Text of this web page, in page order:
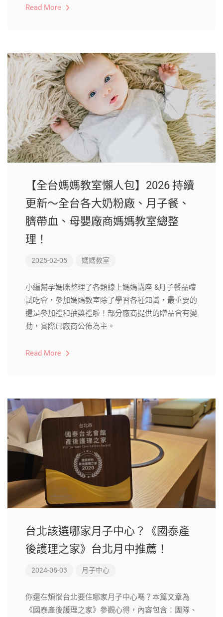
Read More
【全台媽媽教室懶人包】2026 持續
更新～全台各大奶粉廠、月子餐、
臍帶血、母嬰廠商媽媽教室總整
理！
2025-02-05 媽媽教室
小編幫孕媽咪整理了各類線上媽媽講座 &月子餐品嚐
試吃會，參加媽媽教室除了學習各種知識，最重要的
還是參加禮和抽獎禮啦！部分廠商提供的贈品會有變
動，實際已廠商公佈為主。
Read More
台北該選哪家月子中心？《國泰產
後護理之家》台北月中推薦！
2024-08-03 月子中心
你還在煩惱台北要住哪家月子中心嗎？本篇文章為
《國泰產後護理之家》參觀心得，內容包含：團隊、